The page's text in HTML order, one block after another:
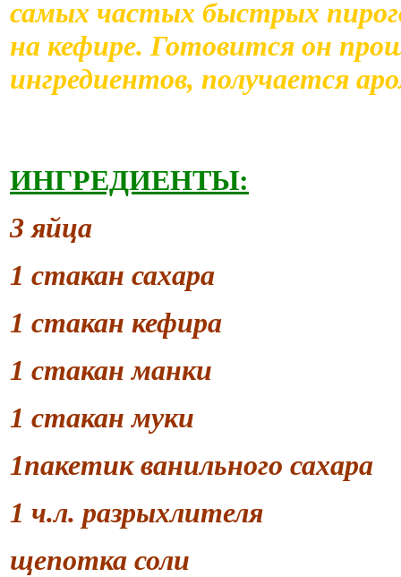
самых частых быстрых
на кефире. Готовится он
ингредиентов, получается
ИНГРЕДИЕНТЫ:
3 яйца
1 стакан сахара
1 стакан кефира
1 стакан манки
1 стакан муки
1пакетик ванильного сахара
1 ч.л. разрыхлителя
щепотка соли